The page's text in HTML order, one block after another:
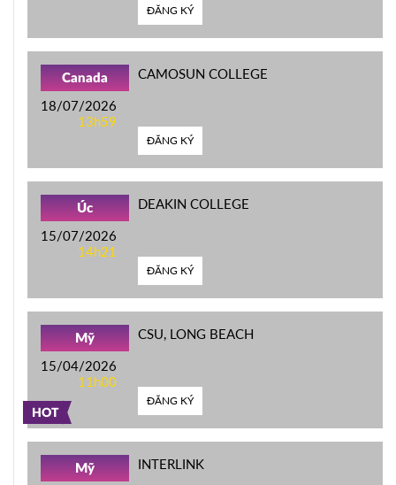
ĐĂNG KÝ
Canada
18/07/2026
13h59
CAMOSUN COLLEGE
ĐĂNG KÝ
Úc
15/07/2026
14h21
DEAKIN COLLEGE
ĐĂNG KÝ
HOT
Mỹ
15/04/2026
11h00
CSU, LONG BEACH
ĐĂNG KÝ
Mỹ INTERLINK